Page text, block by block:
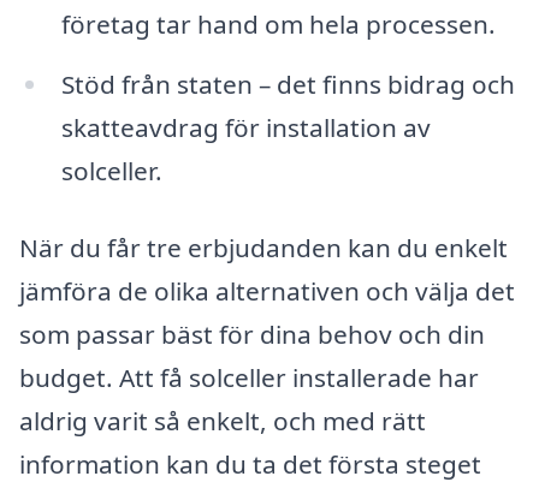
företag tar hand om hela processen.
Stöd från staten – det finns bidrag och
skatteavdrag för installation av
solceller.
När du får tre erbjudanden kan du enkelt
jämföra de olika alternativen och välja det
som passar bäst för dina behov och din
budget. Att få solceller installerade har
aldrig varit så enkelt, och med rätt
information kan du ta det första steget